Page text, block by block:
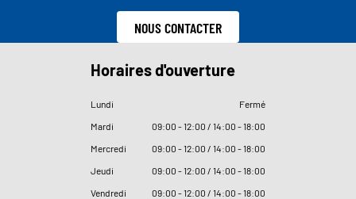
NOUS CONTACTER
Horaires d'ouverture
Lundi
Fermé
Mardi
09:00 - 12:00 / 14:00 - 18:00
Mercredi
09:00 - 12:00 / 14:00 - 18:00
Jeudi
09:00 - 12:00 / 14:00 - 18:00
Vendredi
09:00 - 12:00 / 14:00 - 18:00